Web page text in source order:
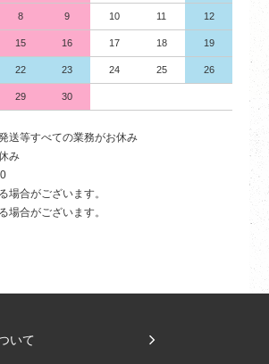
8 9 10 11 12
15 16 17 18 19
22 23 24 25 26
29 30
等すべての業務がお休み
み
場合がございます。
場合がございます。
いて